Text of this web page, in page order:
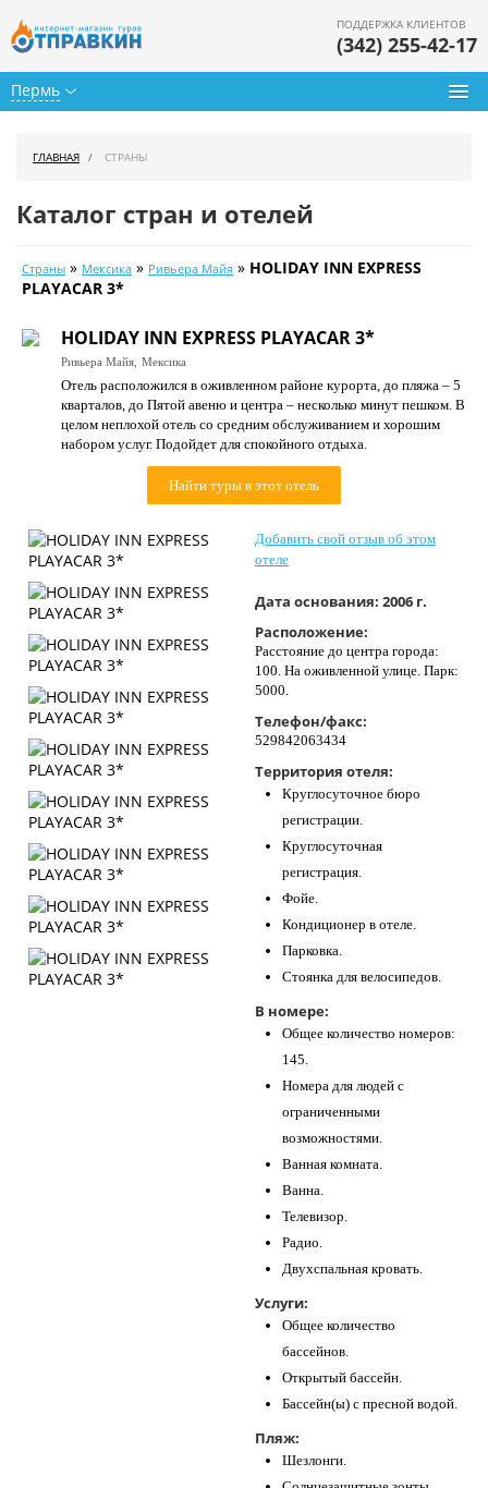
Пермь
ПОДДЕРЖКА КЛИЕНТОВ
(342) 255-42-17
Календарь туров
Цены дня
Страны
Как купить
ГЛАВНАЯ СТРАНЫ
Каталог стран и отелей
Страны » Мексика » Ривьера Майя » HOLIDAY INN EXPRESS
PLAYACAR 3*
HOLIDAY INN EXPRESS PLAYACAR 3*
Ривьера Майя, Мексика
Отель расположился в оживленном районе курорта, до пляжа – 5
кварталов, до Пятой авеню и центра – несколько минут пешком. В
целом неплохой отель со средним обслуживанием и хорошим
набором услуг. Подойдет для спокойного отдыха.
Найти туры в этот отель
Добавить свой отзыв об этом
отеле
Дата основания: 2006 г.
Расположение:
Расстояние до центра города:
100. На оживленной улице. Парк:
5000.
Телефон/факс:
529842063434
Территория отеля:
Круглосуточное бюро
регистрации.
Круглосуточная
регистрация.
Фойе.
Кондиционер в отеле.
Парковка.
Стоянка для велосипедов.
В номере:
Общее количество номеров:
145.
Номера для людей с
ограниченными
возможностями.
Ванная комната.
Ванна.
Телевизор.
Радио.
Двухспальная кровать.
Услуги:
Общее количество
бассейнов.
Открытый бассейн.
Бассейн(ы) с пресной водой.
Пляж:
Шезлонги.